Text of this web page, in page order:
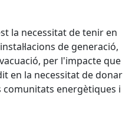
la necessitat de tenir en
de generació,
per l'impacte que
en la necessitat de donar
energètiques i